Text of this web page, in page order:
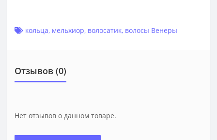
кольца, мельхиор, волосатик, волосы Венеры
Отзывов (0)
Нет отзывов о данном товаре.